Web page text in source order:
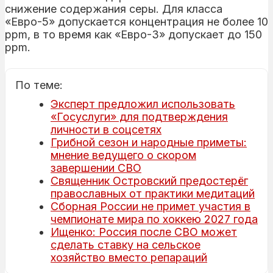
снижение содержания серы. Для класса
«Евро-5» допускается концентрация не более 10
ppm, в то время как «Евро-3» допускает до 150
ppm.
По теме:
Эксперт предложил использовать
«Госуслуги» для подтверждения
личности в соцсетях
Грибной сезон и народные приметы:
мнение ведущего о скором
завершении СВО
Священник Островский предостерёг
православных от практики медитаций
Сборная России не примет участия в
чемпионате мира по хоккею 2027 года
Ищенко: Россия после СВО может
сделать ставку на сельское
хозяйство вместо репараций